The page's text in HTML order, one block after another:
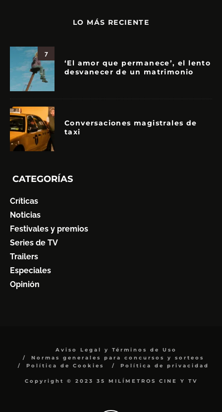
LO MÁS RECIENTE
7
‘El amor que permanece’, el lento
desvanecer de un matrimonio
Conversaciones magistrales de
taxi
CATEGORÍAS
Críticas
Noticias
Festivales y premios
Series de TV
Trailers
Especiales
Opinión
Aviso Legal y Términos de Uso
Normas generales para concursos y sorteos
Política de Cookies
Política de privacidad
Copyright © 2023 35 MILÍMETROS CINE Y TV